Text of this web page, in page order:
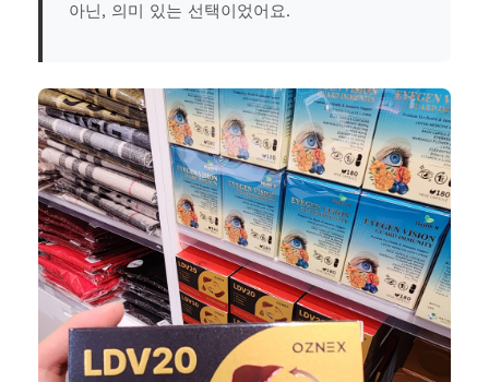
아닌, 의미 있는 선택이었어요.